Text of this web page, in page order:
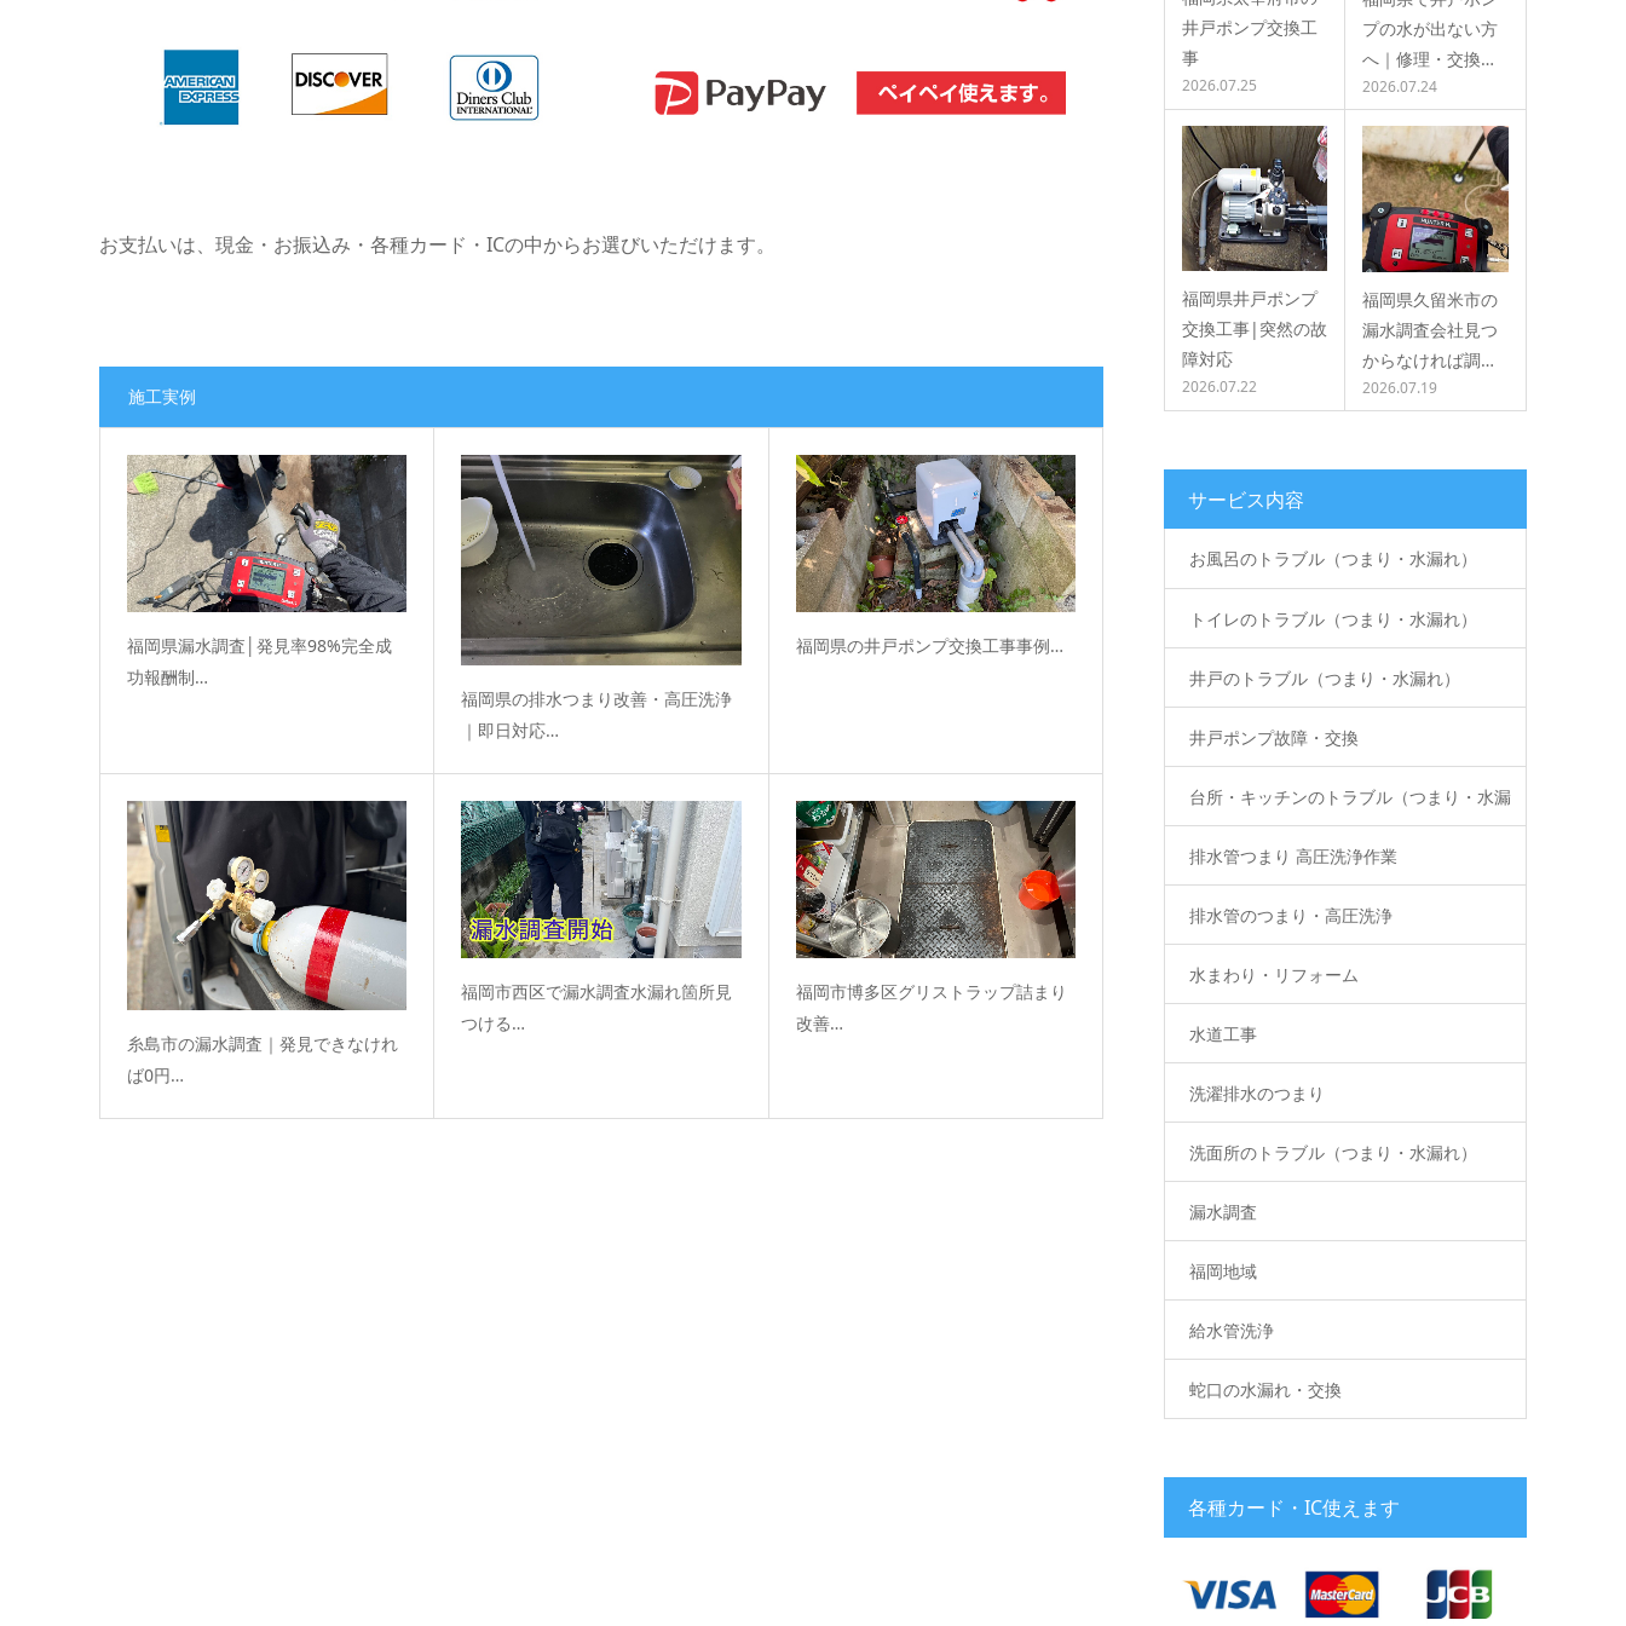
お支払いは、現金・お振込み・各種カード・ICの中からお選びいただけます。
施工実例
福岡県漏水調査│発見率98%完全成
功報酬制…
福岡県の排水つまり改善・高圧洗浄
｜即日対応…
福岡県の井戸ポンプ交換工事事例…
糸島市の漏水調査｜発見できなけれ
ば0円…
福岡市西区で漏水調査水漏れ箇所見
つける…
福岡市博多区グリストラップ詰まり
改善…
井戸ポンプ交換工
事
2026.07.25
プの水が出ない方
へ｜修理・交換…
2026.07.24
福岡県井戸ポンプ
交換工事|突然の故
障対応
2026.07.22
福岡県久留米市の
漏水調査会社見つ
からなければ調…
2026.07.19
サービス内容
お風呂のトラブル（つまり・水漏れ）
トイレのトラブル（つまり・水漏れ）
井戸のトラブル（つまり・水漏れ）
井戸ポンプ故障・交換
台所・キッチンのトラブル（つまり・水漏
れ）
排水管つまり 高圧洗浄作業
排水管のつまり・高圧洗浄
水まわり・リフォーム
水道工事
洗濯排水のつまり
洗面所のトラブル（つまり・水漏れ）
漏水調査
福岡地域
給水管洗浄
蛇口の水漏れ・交換
各種カード・IC使えます